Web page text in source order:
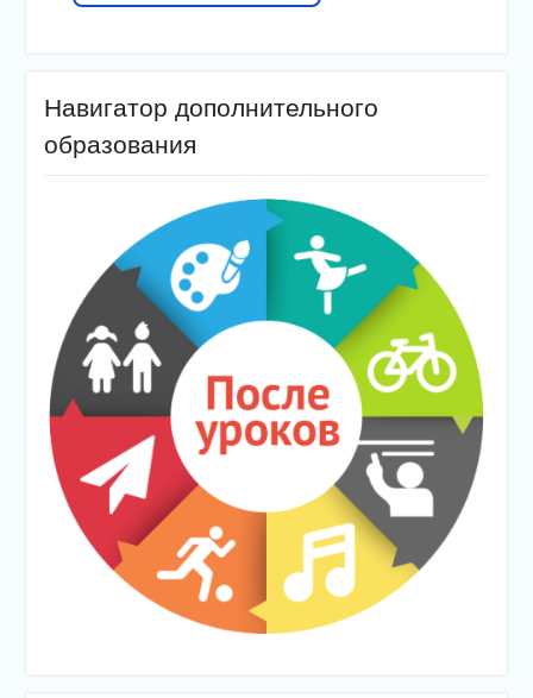
Навигатор дополнительного
образования